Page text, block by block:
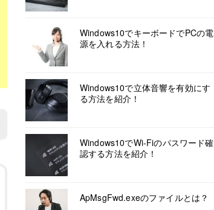
Windows10でキーボードでPCの電
源を入れる方法！
Windows10で立体音響を有効にす
る方法を紹介！
Windows10でWi-Fiのパスワード確
認する方法を紹介！
ApMsgFwd.exeのファイルとは？